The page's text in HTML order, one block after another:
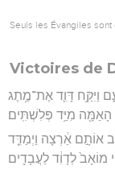
Seuls les Évangiles
Victoires de
וַיִּקַּ֥ח דָּוִ֛ד אֶת־מֶ֥תֶג
הָאַמָּ֖ה מִיַּ֥ד פְּלִשְׁתִּֽים׃
אוֹתָ֣ם אַ֔רְצָה וַיְמַדֵּ֤ד
מוֹאָב֙ לְדָוִ֔ד לַעֲבָדִ֖ים